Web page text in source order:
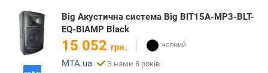
Big Акустична система Big BIT15A-MP3-BLT-
EQ-BIAMP Black
15 052 грн.
MTA.ua
З нами 8 років